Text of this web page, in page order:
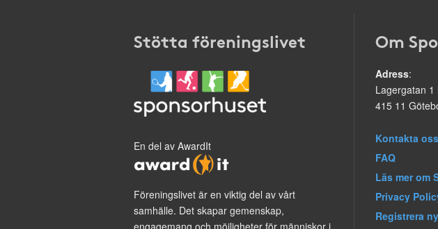
Stötta föreningslivet
En del av AwardIt
Föreningslivet är en viktig del av vårt
samhälle. Det skapar gemenskap,
engagemang och möjligheter för människor i
Om
Adress:
Lagergatan 1
415 11
Kontakta oss
FAQ
Läs mer om
Privacy
Registrera